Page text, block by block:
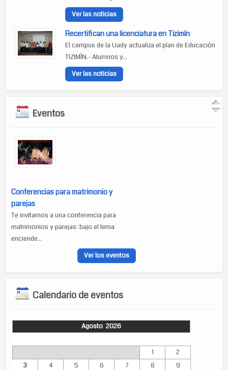
Ver las noticias
Recertifican una licenciatura en Tizimín
El campus de la Uady actualiza el plan de Educación
TIZIMÍN.- Alumnos y...
Ver las noticias
Eventos
Conferencias para matrimonio y
parejas
Te invitamos a una conferencia para
matrimonios y parejas: bajo el lema
enciende...
Ver los eventos
Calendario de eventos
Agosto 2026
1
2
3
4 5 6 7 8
9